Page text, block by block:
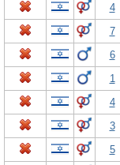
4
7
6
1
4
3
5